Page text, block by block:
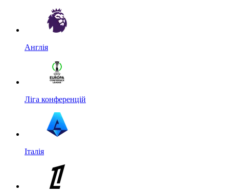
Англія
Ліга конференцій
Італія